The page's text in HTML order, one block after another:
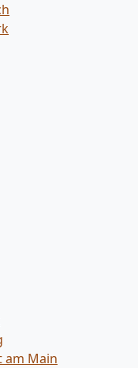
am Main